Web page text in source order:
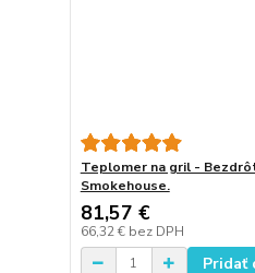
Teplomer na gril -
Smokehouse.
81,57 €
66,32 € bez DPH
Pridať